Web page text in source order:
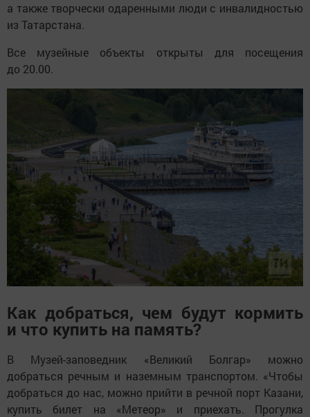
а также творчески одаренными люди с инвалидностью
из Татарстана.
Все музейные объекты открыты для посещения
до 20.00.
Как добраться, чем будут кормить
и что купить на память?
В Музей-заповедник «Великий Болгар» можно
добраться речным и наземным транспортом. «Чтобы
добраться до нас, можно прийти в речной порт Казани,
купить билет на «Метеор» и приехать. Прогулка